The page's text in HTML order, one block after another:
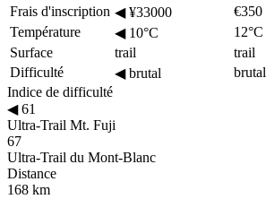
Frais d'inscription ◀¥33000
€350
Température
◀10°C
12°C
Surface
trail
trail
Difficulté
◀brutal
brutal
Indice de difficulté
◀61
Ultra-Trail Mt. Fuji
67
Ultra-Trail du Mont-Blanc
Distance
168 km